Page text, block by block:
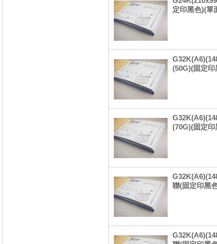
定印黑色)(單
(50G)(固定
(70G)(固定
聯(固定印黑